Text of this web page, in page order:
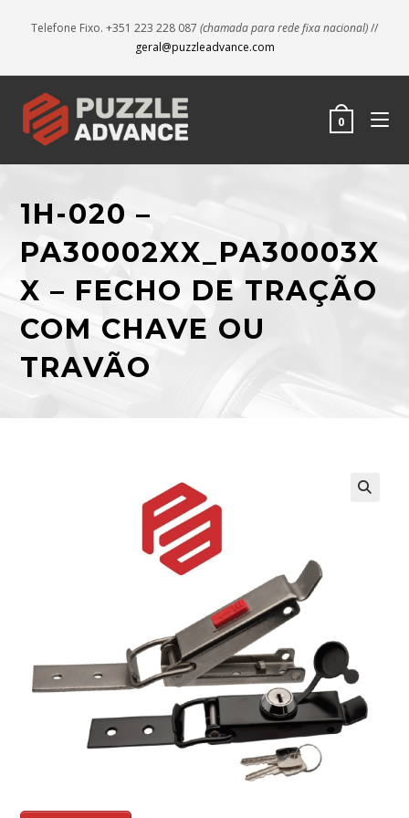
Telefone Fixo. +351 223 228 087 (chamada para rede fixa nacional)//
geral@puzzleadvance.com
0
1H-020 –
PA30002XX_PA30003X
X – FECHO DE TRAÇÃO
COM CHAVE OU
TRAVÃO